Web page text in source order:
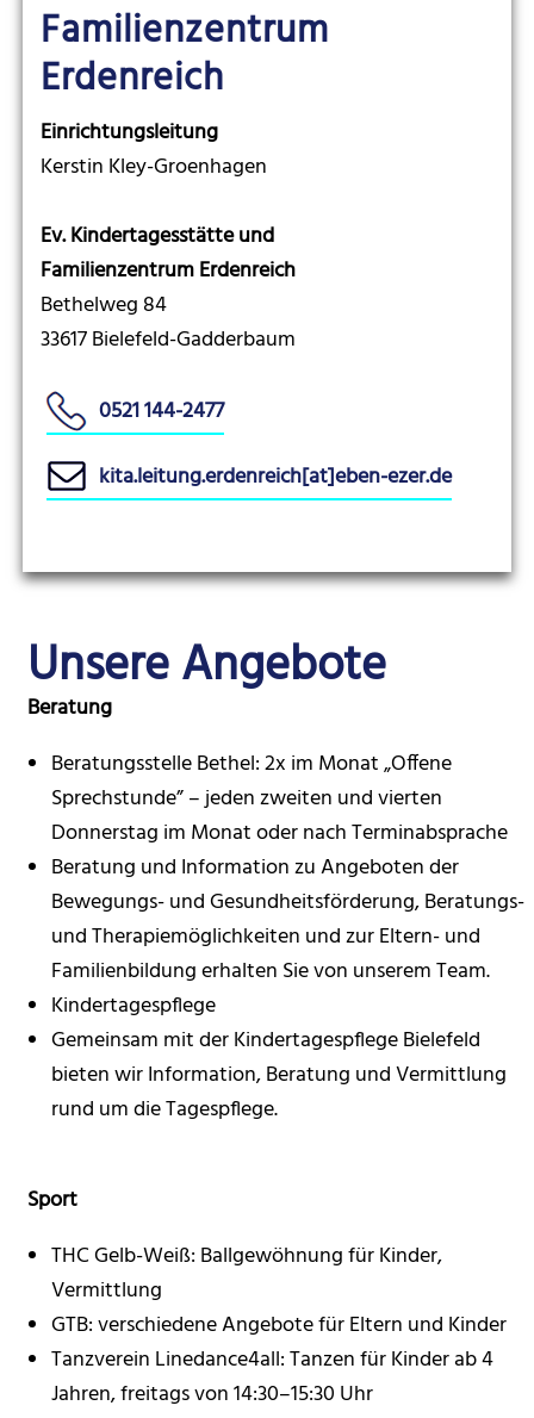
Familienzentrum
Erdenreich
Einrichtungsleitung
Kerstin Kley-Groenhagen
Ev. Kindertagesstätte und
Familienzentrum Erdenreich
Bethelweg 84
33617 Bielefeld-Gadderbaum
0521 144-2477
kita.leitung.erdenreich[at]eben-ezer.de
Unsere Angebote
Beratung
Beratungsstelle Bethel: 2x im Monat „Offene
Sprechstunde” – jeden zweiten und vierten
Donnerstag im Monat oder nach Terminabsprache
Beratung und Information zu Angeboten der
Bewegungs- und Gesundheitsförderung, Beratungs-
und Therapiemöglichkeiten und zur Eltern- und
Familienbildung erhalten Sie von unserem Team.
Kindertagespflege
Gemeinsam mit der Kindertagespflege Bielefeld
bieten wir Information, Beratung und Vermittlung
rund um die Tagespflege.
Sport
THC Gelb-Weiß: Ballgewöhnung für Kinder,
Vermittlung
GTB: verschiedene Angebote für Eltern und Kinder
Tanzverein Linedance4all: Tanzen für Kinder ab 4
Jahren, freitags von 14:30–15:30 Uhr